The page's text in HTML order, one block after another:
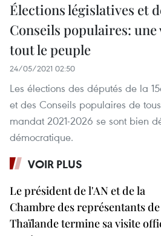
Élections législatives et
Conseils populaires:
tout le peuple
24/05/2021 02:50
Les élections des députés de la
et des Conseils populaires de
mandat 2021-2026 se sont bien
démocratique.
VOIR PLUS
Le président de l'AN et de la
Chambre des représentants de
Thaïlande termine sa visite